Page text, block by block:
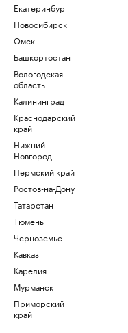
Екатеринбург
Новосибирск
Омск
Башкортостан
Вологодская
область
Калининград
Краснодарский
край
Нижний
Новгород
Пермский край
Ростов-на-Дону
Татарстан
Тюмень
Черноземье
Кавказ
Карелия
Мурманск
Приморский
край